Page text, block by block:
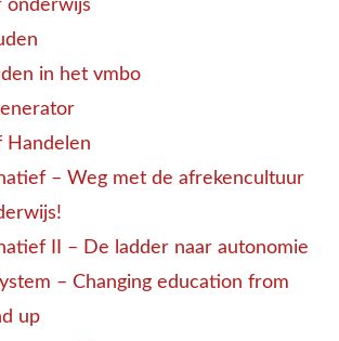
onderwijs
in het vmbo
Handelen
– Weg met de afrekencultuur
II – De ladder naar autonomie
– Changing education from
up